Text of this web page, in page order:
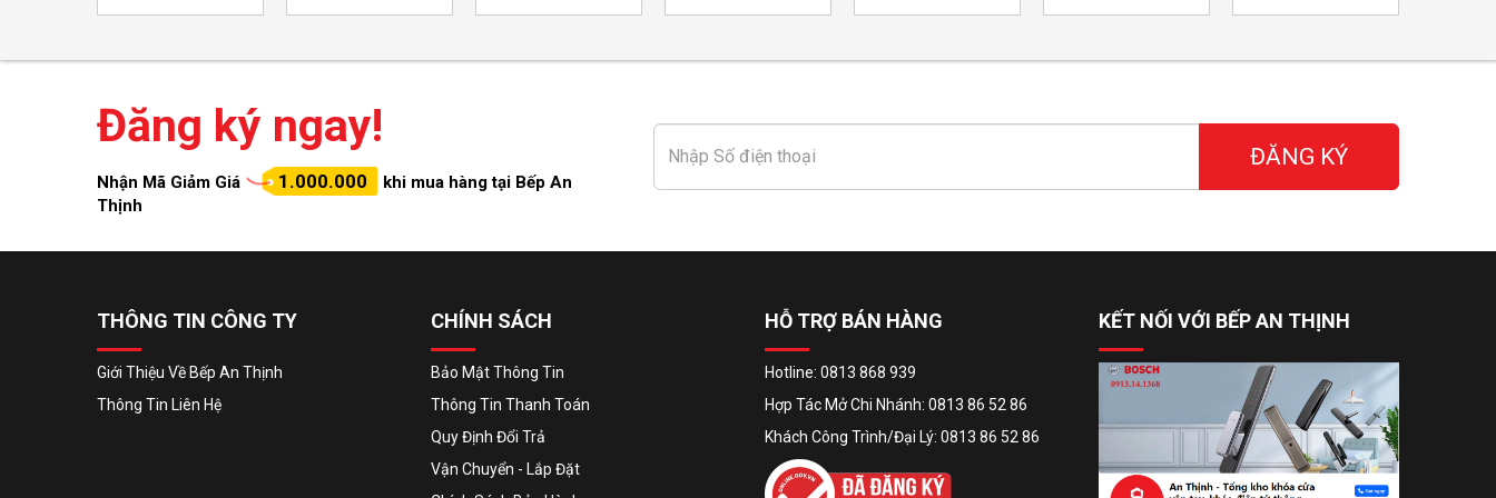
Đăng ký ngay!
Nhận Mã Giảm Giá 1.000.000
khi mua hàng tại Bếp An
Thịnh
ĐĂNG KÝ
THÔNG TIN CÔNG TY
Giới Thiệu Về Bếp An Thịnh
Thông Tin Liên Hệ
CHÍNH SÁCH
Bảo Mật Thông Tin
Thông Tin Thanh Toán
Quy Định Đổi Trả
Vận Chuyển - Lắp Đặt
HỖ TRỢ BÁN HÀNG
Hotline: 0813 868 939
Hợp Tác Mở Chi Nhánh: 0813 86 52 86
Khách Công Trình/Đại Lý: 0813 86 52 86
KẾT NỐI VỚI BẾP AN THỊNH